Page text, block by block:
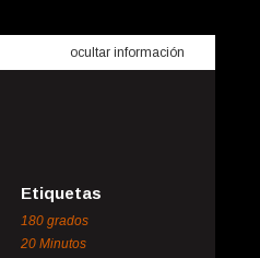
ocultar información
Etiquetas
180 grados
20 Minutos